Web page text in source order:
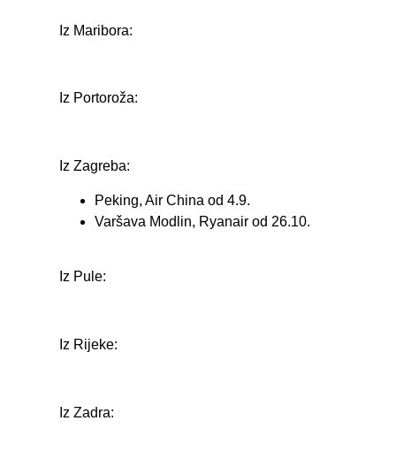
Iz Maribora:
Iz Portoroža:
Iz Zagreba:
Peking, Air China od 4.9.
Varšava Modlin, Ryanair od 26.10.
Iz Pule:
Iz Rijeke:
Iz Zadra: